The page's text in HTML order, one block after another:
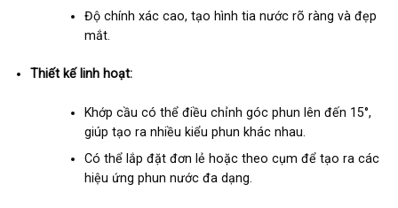
Độ chính xác cao, tạo hình tia nước rõ ràng và đẹp
mắt.
Thiết kế linh hoạt:
Khớp cầu có thể điều chỉnh góc phun lên đến 15°,
giúp tạo ra nhiều kiểu phun khác nhau.
Có thể lắp đặt đơn lẻ hoặc theo cụm để tạo ra các
hiệu ứng phun nước đa dạng.